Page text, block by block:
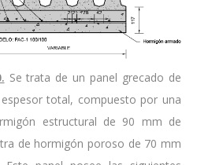
Se trata de un panel grecado de
total, compuesto por una
estructural de 90 mm de
de hormigón poroso de 70 mm